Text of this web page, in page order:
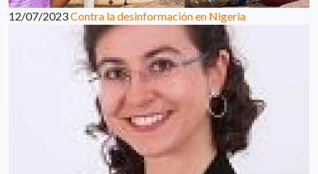
12/07/2023Contra la desinformación en Nigeria